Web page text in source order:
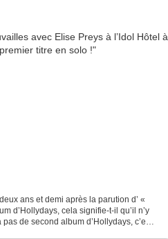
ans et demi après la parution d’ «
d’Hollydays, cela signifie-t-il qu’il n’y
de second album d’Hollydays, c’est